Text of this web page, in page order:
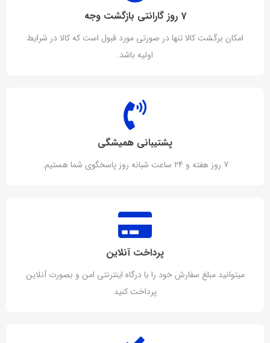
7 روز گارانتی بازگشت وجه
امکان برگشت کالا تنها در صورتی مورد قبول است که کالا در شرایط
اولیه باشد.
پشتیبانی همیشگی
7 روز هفته و 24 ساعت شبانه روز پاسخگوی شما هستیم.
پرداخت آنلاین
میتوانید مبلغ سفارش خود را با درگاه اینترنتی امن و بصورت آنلاین
پرداخت کنید